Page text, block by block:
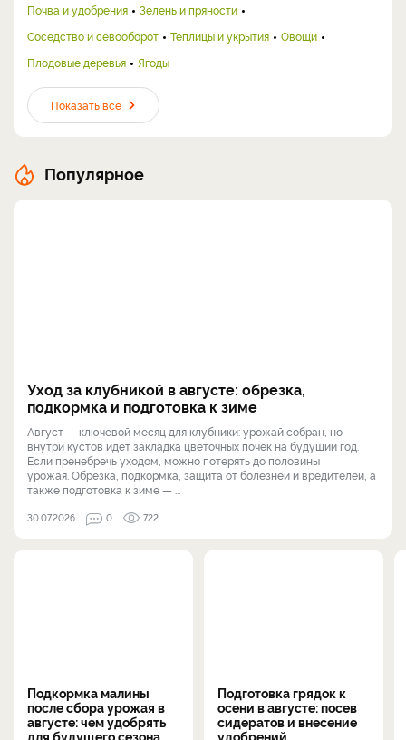
Почва и удобрения
Зелень и пряности
Соседство и севооборот
Теплицы и укрытия
Овощи
Плодовые деревья
Ягоды
Показать все
Популярное
Уход за клубникой в августе: обрезка,
подкормка и подготовка к зиме
Август — ключевой месяц для клубники: урожай собран, но
внутри кустов идёт закладка цветочных почек на будущий год.
Если пренебречь уходом, можно потерять до половины
урожая. Обрезка, подкормка, защита от болезней и вредителей, а
также подготовка к зиме — ...
30.07.2026 0 722
Подкормка малины
после сбора урожая в
августе: чем удобрять
для будущего сезона
Подготовка грядок к
осени в августе: посев
сидератов и внесение
удобрений